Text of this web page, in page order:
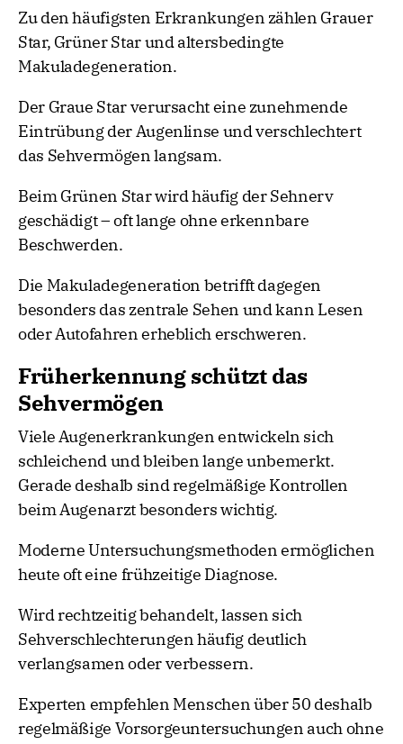
Zu den häufigsten Erkrankungen zählen Grauer
Star, Grüner Star und altersbedingte
Makuladegeneration.
Der Graue Star verursacht eine zunehmende
Eintrübung der Augenlinse und verschlechtert
das Sehvermögen langsam.
Beim Grünen Star wird häufig der Sehnerv
geschädigt – oft lange ohne erkennbare
Beschwerden.
Die Makuladegeneration betrifft dagegen
besonders das zentrale Sehen und kann Lesen
oder Autofahren erheblich erschweren.
Früherkennung schützt das
Sehvermögen
Viele Augenerkrankungen entwickeln sich
schleichend und bleiben lange unbemerkt.
Gerade deshalb sind regelmäßige Kontrollen
beim Augenarzt besonders wichtig.
Moderne Untersuchungsmethoden ermöglichen
heute oft eine frühzeitige Diagnose.
Wird rechtzeitig behandelt, lassen sich
Sehverschlechterungen häufig deutlich
verlangsamen oder verbessern.
Experten empfehlen Menschen über 50 deshalb
regelmäßige Vorsorgeuntersuchungen auch ohne